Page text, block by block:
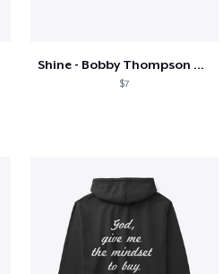
Shine - Bobby Thompson Band Merch
$7